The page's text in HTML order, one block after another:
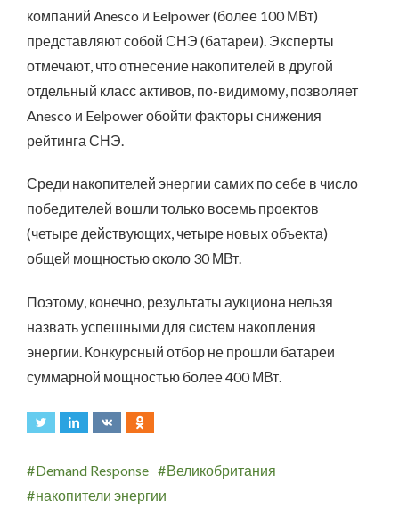
компаний Anesco и Eelpower (более 100 МВт)
представляют собой СНЭ (батареи). Эксперты
отмечают, что отнесение накопителей в другой
отдельный класс активов, по-видимому, позволяет
Anesco и Eelpower обойти факторы снижения
рейтинга СНЭ.
Среди накопителей энергии самих по себе в число
победителей вошли только восемь проектов
(четыре действующих, четыре новых объекта)
общей мощностью около 30 МВт.
Поэтому, конечно, результаты аукциона нельзя
назвать успешными для систем накопления
энергии. Конкурсный отбор не прошли батареи
суммарной мощностью более 400 МВт.
Demand Response
Великобритания
накопители энергии